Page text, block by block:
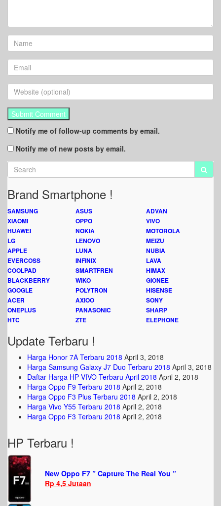
Notify me of follow-up comments by email.
Notify me of new posts by email.
Brand Smartphone !
SAMSUNG ASUS
ADVAN
XIAOMI
OPPO
VIVO
HUAWEI
NOKIA
MOTOROLA
LG
LENOVO
MEIZU
APPLE
LUNA
NUBIA
EVERCOSS
INFINIX
LAVA
COOLPAD
SMARTFREN
HIMAX
BLACKBERRY
WIKO
GIONEE
GOOGLE
POLYTRON
HISENSE
ACER
AXIOO
SONY
ONEPLUS
PANASONIC
SHARP
HTC
ZTE ELEPHONE
Update Terbaru !
Harga Honor 7A Terbaru 2018 April 3, 2018
Harga Samsung Galaxy J7 Duo Terbaru 2018 April 3, 2018
Daftar Harga HP VIVO Terbaru April 2018 April 2, 2018
Harga Oppo F9 Terbaru 2018 April 2, 2018
Harga Oppo F3 Plus Terbaru 2018 April 2, 2018
Harga Vivo Y55 Terbaru 2018 April 2, 2018
Harga Oppo F3 Terbaru 2018 April 2, 2018
HP Terbaru !
New Oppo F7 ” Capture The Real You ”
Rp 4,5 Jutaan